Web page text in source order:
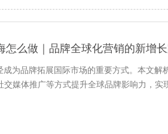
怎么做｜品牌全球化营销的新增
成为品牌拓展国际市场的重要方式。本文解
媒体推广等方式提升全球品牌影响力，实